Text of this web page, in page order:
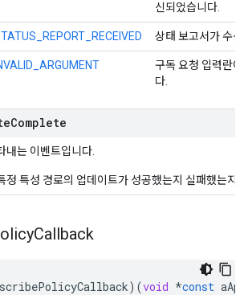
신되었습니다.
상태 보고서가 수신
구독 요청 입력란이
다.
Complete
내는 이벤트입니다.
정 특성 경로의 업데이트가 성공했는지 실패했는지
Callback
)(void *const